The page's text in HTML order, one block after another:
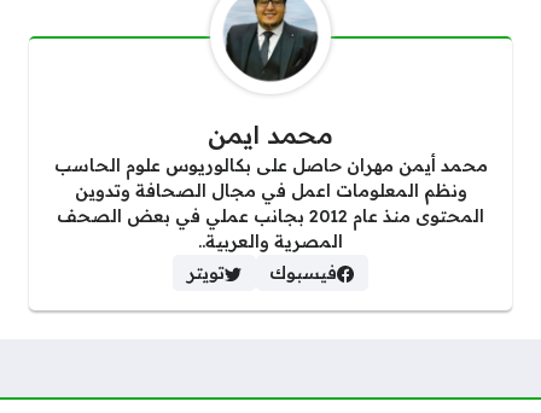
محمد ايمن
محمد أيمن مهران حاصل على بكالوريوس علوم الحاسب
ونظم المعلومات اعمل في مجال الصحافة وتدوين
المحتوى منذ عام 2012 بجانب عملي في بعض الصحف
المصرية والعربية..
فيسبوك
تويتر